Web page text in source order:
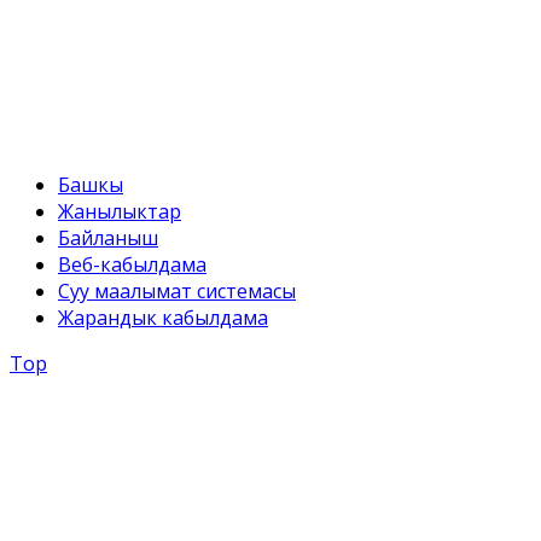
Башкы
Жанылыктар
Байланыш
Веб-кабылдама
Суу маалымат системасы
Жарандык кабылдама
Top